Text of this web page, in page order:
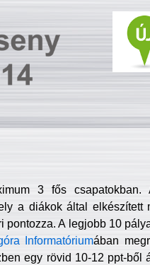
3 fős csapatokban.
a diákok által elkészített
A legjobb 10
Informatóriumában
egy rövid 10-12 ppt-ből